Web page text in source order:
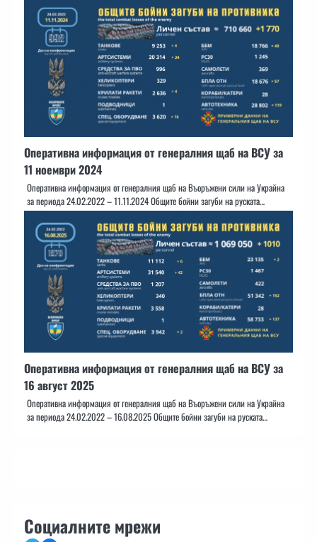
Оперативна информация от генералния щаб на ВСУ за
11 ноември 2024
Оперативна информация от генералния щаб на Въоръжени сили на Украйна
за периода 24.02.2022 – 11.11.2024 Общите бойни загуби на руската…
Оперативна информация от генералния щаб на ВСУ за
16 август 2025
Оперативна информация от генералния щаб на Въоръжени сили на Украйна
за периода 24.02.2022 – 16.08.2025 Общите бойни загуби на руската…
Социалните мрежи